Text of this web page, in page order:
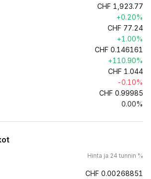
CHF 1,923.77
+0.20%
CHF 77.24
+1.00%
CHF 0.146161
+110.90%
CHF 1.044
-0.10%
CHF 0.99985
0.00%
Hinta ja 24 tunnin %
CHF 0.00268851